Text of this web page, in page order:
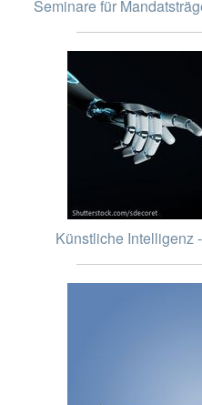
Seminare für
Künstliche Intelligenz